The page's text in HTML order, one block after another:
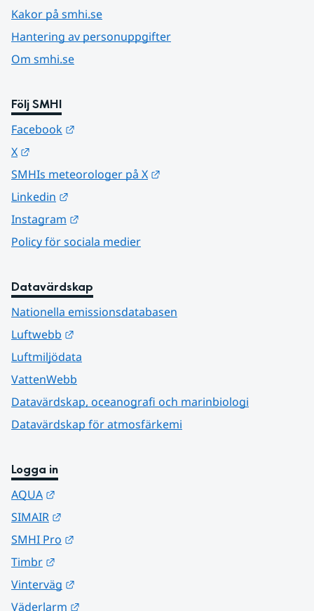
Kakor på smhi.se
Hantering av personuppgifter
Om smhi.se
Följ SMHI
Facebook
X
SMHIs meteorologer på X
Linkedin
Instagram
Policy för sociala medier
Datavärdskap
Nationella emissionsdatabasen
Luftwebb
Luftmiljödata
VattenWebb
Datavärdskap, oceanografi och marinbiologi
Datavärdskap för atmosfärkemi
Logga in
AQUA
SIMAIR
SMHI Pro
Timbr
Vinterväg
Väderlarm